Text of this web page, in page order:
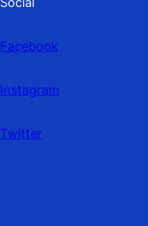
Facebook
Instagram
Twitter